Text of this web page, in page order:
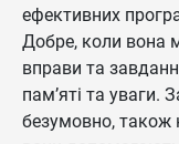
ефективних
Добре, коли вона
вправи та
пам’яті та уваги.
безумовно, також